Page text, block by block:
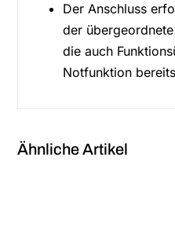
Der Anschluss
der
die auch
Notfunktion
Ähnliche Artikel